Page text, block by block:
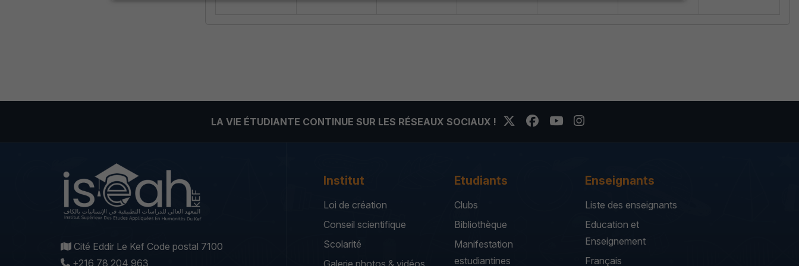
LA VIE ÉTUDIANTE CONTINUE SUR LES RÉSEAUX SOCIAUX !
Cité Eddir Le Kef Code postal 7100
+216 78 204 963
Institut
Loi de création
Conseil scientifique
Scolarité
Etudiants
Clubs
Bibliothèque
Manifestation
estudiantines
Enseignants
Liste des enseignants
Education et
Enseignement
Français